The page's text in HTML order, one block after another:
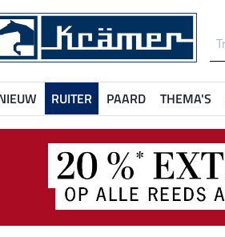
RUITER PAARD THEMA'S